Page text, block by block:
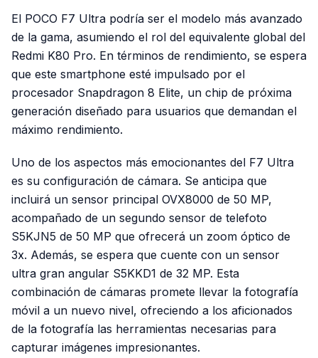
El POCO F7 Ultra podría ser el modelo más avanzado
de la gama, asumiendo el rol del equivalente global del
Redmi K80 Pro. En términos de rendimiento, se espera
que este smartphone esté impulsado por el
procesador Snapdragon 8 Elite, un chip de próxima
generación diseñado para usuarios que demandan el
máximo rendimiento.
Uno de los aspectos más emocionantes del F7 Ultra
es su configuración de cámara. Se anticipa que
incluirá un sensor principal OVX8000 de 50 MP,
acompañado de un segundo sensor de telefoto
S5KJN5 de 50 MP que ofrecerá un zoom óptico de
3x. Además, se espera que cuente con un sensor
ultra gran angular S5KKD1 de 32 MP. Esta
combinación de cámaras promete llevar la fotografía
móvil a un nuevo nivel, ofreciendo a los aficionados
de la fotografía las herramientas necesarias para
capturar imágenes impresionantes.